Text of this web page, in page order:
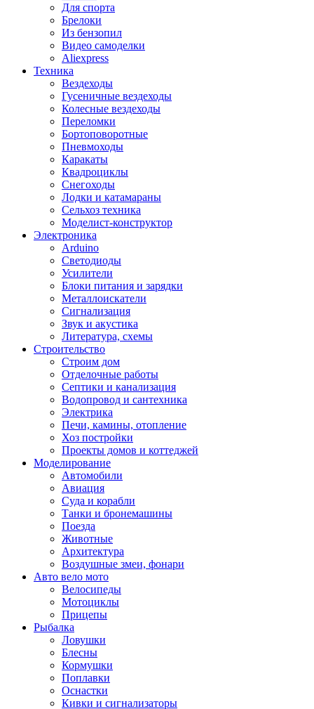
Для спорта
Брелоки
Из бензопил
Видео самоделки
Aliexpress
Техника
Вездеходы
Гусеничные вездеходы
Колесные вездеходы
Переломки
Бортоповоротные
Пневмоходы
Каракаты
Квадроциклы
Снегоходы
Лодки и катамараны
Сельхоз техника
Моделист-конструктор
Электроника
Arduino
Светодиоды
Усилители
Блоки питания и зарядки
Металлоискатели
Сигнализация
Звук и акустика
Литература, схемы
Строительство
Строим дом
Отделочные работы
Септики и канализация
Водопровод и сантехника
Электрика
Печи, камины, отопление
Хоз постройки
Проекты домов и коттеджей
Моделирование
Автомобили
Авиация
Суда и корабли
Танки и бронемашины
Поезда
Животные
Архитектура
Воздушные змеи, фонари
Авто вело мото
Велосипеды
Мотоциклы
Прицепы
Рыбалка
Ловушки
Блесны
Кормушки
Поплавки
Оснастки
Кивки и сигнализаторы